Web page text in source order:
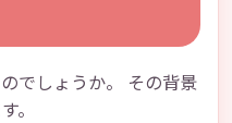
でしょうか。 その背景
。